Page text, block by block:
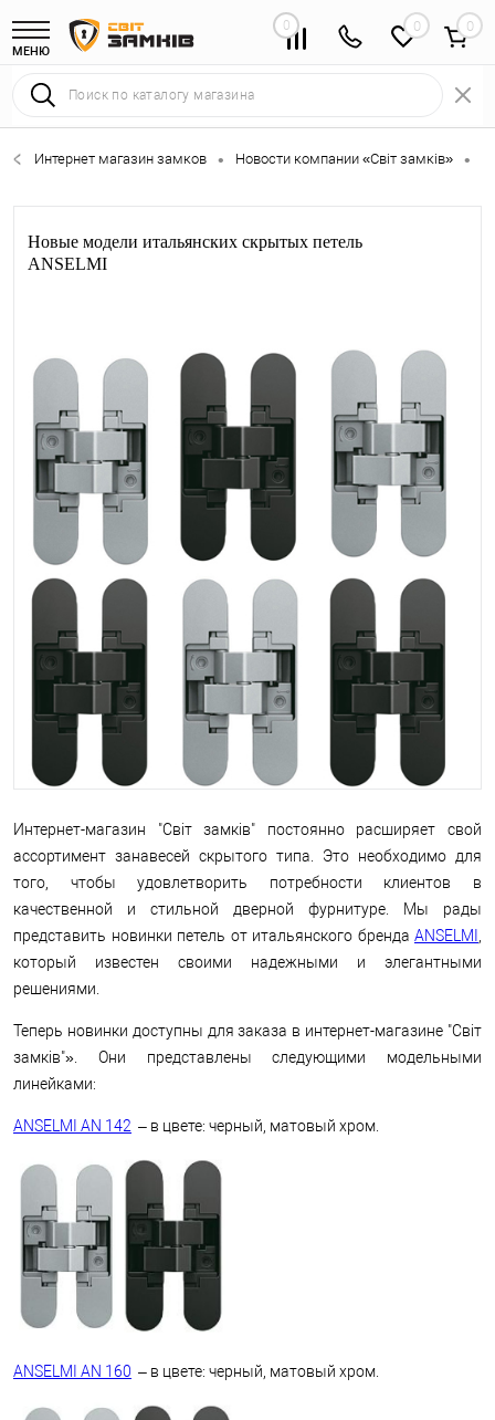
МЕНЮ
0 0
Интернет магазин замков • Новости компании «Світ замків» •
Новые модели итальянских скрытых петель
ANSELMI
Интернет-магазин "Світ замків" постоянно расширяет свой
ассортимент занавесей скрытого типа. Это необходимо для
того, чтобы удовлетворить потребности клиентов в
качественной и стильной дверной фурнитуре. Мы рады
представить новинки петель от итальянского бренда ANSELMI
который известен своими надежными и элегантными
решениями.
Теперь новинки доступны для заказа в интернет-магазине "Світ
замків"». Они представлены следующими модельными
линейками:
ANSELMI AN 142 – в цвете: черный, матовый хром.
ANSELMI AN 160 – в цвете: черный, матовый хром.